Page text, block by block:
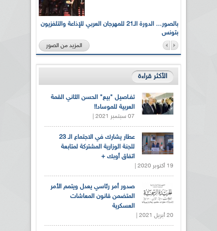
بالصور... الدورة الـ21 للمهرجان العربي للإذاعة والتلفزيون
بتونس
المزيد من الصور
الأكثر قراءة
تفـاصيل "بيع" الحسن الثاني القمة
العربية للموساد!!
07 سبتمبر 2021 |
عطار يشارك في الاجتماع الـ 23
للجنة الوزارية المشتركة لمتابعة
اتفاق أوبك +
19 أكتوبر 2020 |
صدور أمر رئاسي يعدل ويتمم الأمر
المتضمن قانون المعاشات
العسكرية
20 أبريل 2021 |